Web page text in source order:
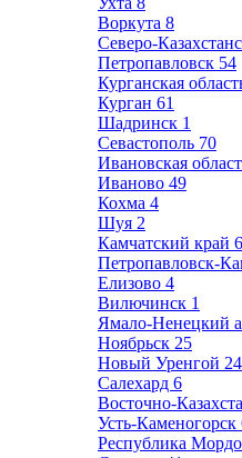
Воркута 8
Северо-
Петропавловск 54
Курганская
Курган 61
Шадринск 1
Севастополь 70
Ивановская
Иваново 49
Кохма 4
Шуя 2
Камчатский край
Петропавловск-
Елизово 4
Вилючинск 1
Ямало-Ненецкий
Ноябрьск 25
Новый Уренгой 24
Салехард 6
Восточно-
Усть-Каменогорск
Республика